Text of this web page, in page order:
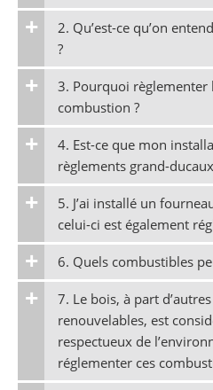
2. Qu’est-ce qu’on
?
3. Pourquoi règlementer
combustion ?
4. Est-ce que mon
règlements grand-
5. J’ai installé un
celui-ci est également
6. Quels combustibles
7. Le bois, à part
renouvelables, est
respectueux de
réglementer ces